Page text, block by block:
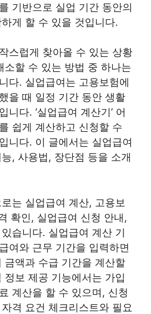
기반으로 실업 기간 동안의
게 할 수 있을 것입니다.
스럽게 찾아올 수 있는 상황
소할 수 있는 방법 중 하나는
다. 실업급여는 고용보험에
을 때 일정 기간 동안 생활
니다. ‘실업급여 계산기’ 어
쉽게 계산하고 신청할 수
니다. 이 글에서는 실업급여
, 사용법, 장단점 등을 소개
는 실업급여 계산, 고용보
확인, 실업급여 신청 안내,
습니다. 실업급여 계산 기
여와 근무 기간을 입력하면
금액과 수급 기간을 계산할
정보 제공 기능에서는 가입
계산을 할 수 있으며, 신청
격 요건 체크리스트와 필요